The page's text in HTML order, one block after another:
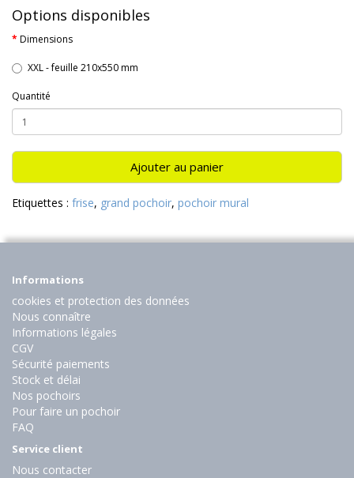
Options disponibles
Dimensions
XXL - feuille 210x550 mm
Quantité
Ajouter au panier
Etiquettes : frise, grand pochoir, pochoir mural
Informations
cookies et protection des données
Nous connaître
Informations légales
CGV
Sécurité paiements
Stock et délai
Nos pochoirs
Pour faire un pochoir
FAQ
Service client
Nous contacter